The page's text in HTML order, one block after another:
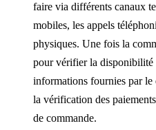
faire via différents canaux
mobiles, les appels
physiques. Une fois la
pour vérifier la disponibilité
informations fournies par le
la vérification des
de commande.